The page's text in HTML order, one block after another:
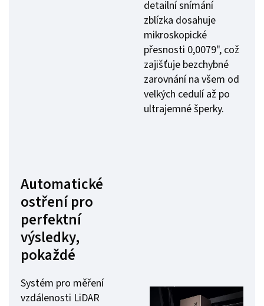
detailní snímání
zblízka dosahuje
mikroskopické
přesnosti 0,0079", což
zajišťuje bezchybné
zarovnání na všem od
velkých cedulí až po
ultrajemné šperky.
Automatické
ostření pro
perfektní
výsledky,
pokaždé
Systém pro měření
vzdálenosti LiDAR